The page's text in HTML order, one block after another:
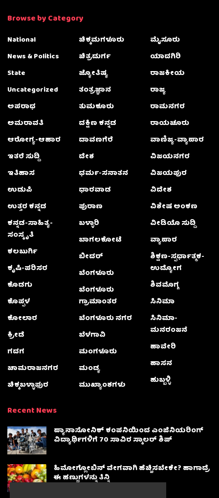
Browse by Category
National
News & Politics
State
Uncategorized
ಅಪರಾಧ
ಅಮರಾವತಿ
ಆರೋಗ್ಯ-ಆಹಾರ
ಇತರೆ ಸುದ್ದಿ
ಇತಿಹಾಸ
ಉಡುಪಿ
ಉತ್ತರ ಕನ್ನಡ
ಕನ್ನಡ-ಸಾಹಿತ್ಯ-
ಸಂಸ್ಕೃತಿ
ಕಲಬುರ್ಗಿ
ಕೃಷಿ-ಪರಿಸರ
ಕೊಡಗು
ಕೊಪ್ಪಳ
ಕೋಲಾರ
ಕ್ರೀಡೆ
ಗದಗ
ಚಾಮರಾಜನಗರ
ಚಿಕ್ಕಬಳ್ಳಾಫುರ
ಚಿಕ್ಕಮಗಳೂರು
ಚಿತ್ರದುರ್ಗ
ಜ್ಯೋತಿಷ್ಯ
ತಂತ್ರಜ್ಞಾನ
ತುಮಕೂರು
ದಕ್ಷಿಣ ಕನ್ನಡ
ದಾವಣಗೆರೆ
ದೇಶ
ಧರ್ಮ-ಸನಾತನ
ಧಾರವಾಡ
ಪುರಾಣ
ಬಳ್ಳಾರಿ
ಬಾಗಲಕೋಟೆ
ಬೀದರ್
ಬೆಂಗಳೂರು
ಬೆಂಗಳೂರು
ಗ್ರಾಮಾಂತರ
ಬೆಂಗಳೂರು ನಗರ
ಬೆಳಗಾವಿ
ಮಂಗಳೂರು
ಮಂಡ್ಯ
ಮುಖ್ಯಾಂಶಗಳು
ಮೈಸೂರು
ಯಾದಗಿರಿ
ರಾಜಕೀಯ
ರಾಜ್ಯ
ರಾಮನಗರ
ರಾಯಚೂರು
ವಾಣಿಜ್ಯ-ವ್ಯಾಪಾರ
ವಿಜಯನಗರ
ವಿಜಯಪುರ
ವಿದೇಶ
ವಿಶೇಷ ಅಂಕಣ
ವೀಡಿಯೊ ಸುದ್ದಿ
ವ್ಯಾಪಾರ
ಶಿಕ್ಷಣ-ಸ್ಪರ್ಧಾತ್ಮಕ-
ಉದ್ಯೋಗ
ಶಿವಮೊಗ್ಗ
ಸಿನಿಮಾ
ಸಿನಿಮಾ-
ಮನರಂಜನೆ
ಹಾವೇರಿ
ಹಾಸನ
ಹುಬ್ಬಳ್ಳಿ
Recent News
ಪ್ಯಾನಾಸೋನಿಕ್ ಕಂಪನಿಯಿಂದ ಎಂಜಿನಿಯರಿಂಗ್
ವಿದ್ಯಾರ್ಥಿಗಳಿಗೆ 70 ಸಾವಿರ ಸ್ಕಾಲರ್ ಶಿಪ್
ಹಿಮೋಗ್ಲೋಬಿನ್ ವೇಗವಾಗಿ ಹೆಚ್ಚಿಸಬೇಕೇ? ಹಾಗಾದ್ರೆ
ಈ ಹಣ್ಣುಗಳನ್ನು ತಿನ್ನಿ